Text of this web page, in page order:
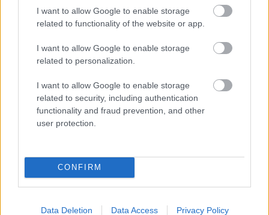
I want to allow Google to enable storage
related to functionality of the website or app.
I want to allow Google to enable storage
related to personalization.
I want to allow Google to enable storage
related to security, including authentication
functionality and fraud prevention, and other
user protection.
CONFIRM
Data Deletion Data Access Privacy Policy
mi ich patina. Mám doma aj
dedičstvo po prababičke, vraví
majiteľka útulného domu v štýle
Spalo sa pod ťažkými perinami z peria a posteľ bola
zvyčajne vysoká, mäkká a poriadne navrstvená. Steny
texty alebo rodinné fotografie v drevených rámikoch.